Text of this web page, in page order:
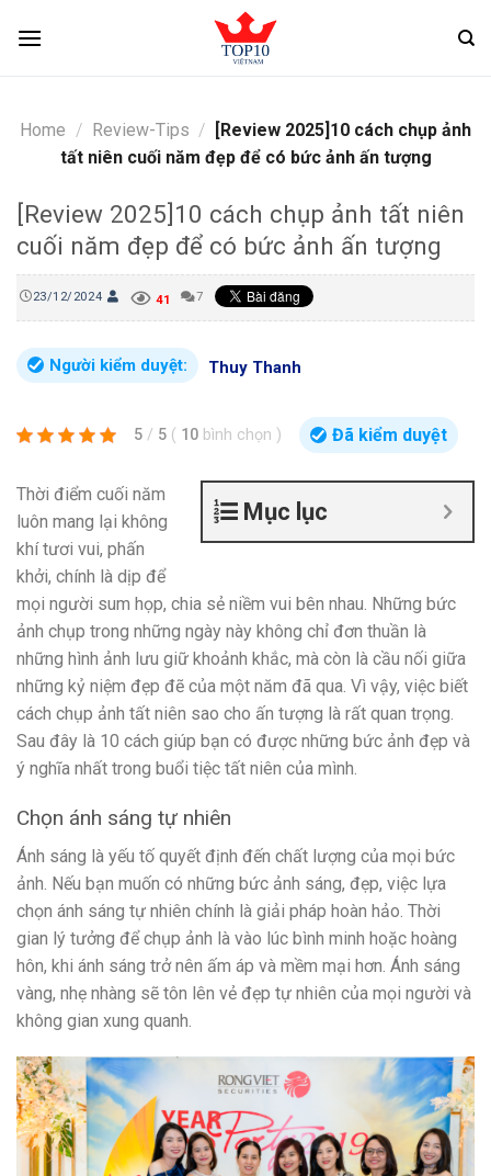
Home / Review-Tips /
[Review 2025]10 cách chụp ảnh
tất niên cuối năm đẹp để có bức ảnh ấn tượng
[Review 2025]10 cách chụp ảnh tất niên
cuối năm đẹp để có bức ảnh ấn tượng
23/12/2024 41 7
Người kiểm duyệt: Thuy Thanh
5 / 5 ( 10 bình chọn ) Đã kiểm duyệt
Mục lục
Thời điểm cuối năm
luôn mang lại không
khí tươi vui, phấn
khởi, chính là dịp để
mọi người sum họp, chia sẻ niềm vui bên nhau. Những bức
ảnh chụp trong những ngày này không chỉ đơn thuần là
những hình ảnh lưu giữ khoảnh khắc, mà còn là cầu nối giữa
những kỷ niệm đẹp đẽ của một năm đã qua. Vì vậy, việc biết
cách chụp ảnh tất niên sao cho ấn tượng là rất quan trọng.
Sau đây là 10 cách giúp bạn có được những bức ảnh đẹp và
ý nghĩa nhất trong buổi tiệc tất niên của mình.
Chọn ánh sáng tự nhiên
Ánh sáng là yếu tố quyết định đến chất lượng của mọi bức
ảnh. Nếu bạn muốn có những bức ảnh sáng, đẹp, việc lựa
chọn ánh sáng tự nhiên chính là giải pháp hoàn hảo. Thời
gian lý tưởng để chụp ảnh là vào lúc bình minh hoặc hoàng
hôn, khi ánh sáng trở nên ấm áp và mềm mại hơn. Ánh sáng
vàng, nhẹ nhàng sẽ tôn lên vẻ đẹp tự nhiên của mọi người và
không gian xung quanh.